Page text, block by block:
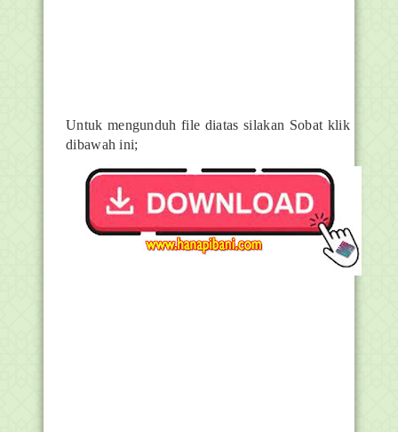
Untuk mengunduh file diatas silakan Sobat klik
dibawah ini;